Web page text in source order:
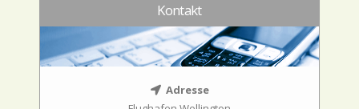
Kontakt
Adresse